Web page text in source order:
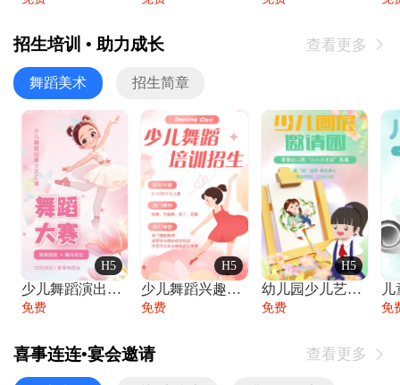
招生培训 • 助力成长 查看更多 
舞蹈美术 招生简章
H5
少儿舞蹈演出舞蹈比赛跳舞大赛文艺汇演活动
免费
H5
少儿舞蹈兴趣班艺术培训学校招生宣传
免费
H5
幼儿园少儿艺术展览绘画展摄影作品展美术展
免费 免
喜事连连•宴会邀请 查看更多 